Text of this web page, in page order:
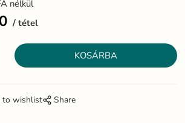
nélkül
tétel
to wishlist Share